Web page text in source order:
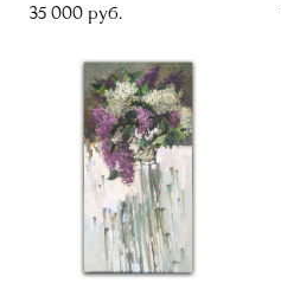
35 000 pуб.